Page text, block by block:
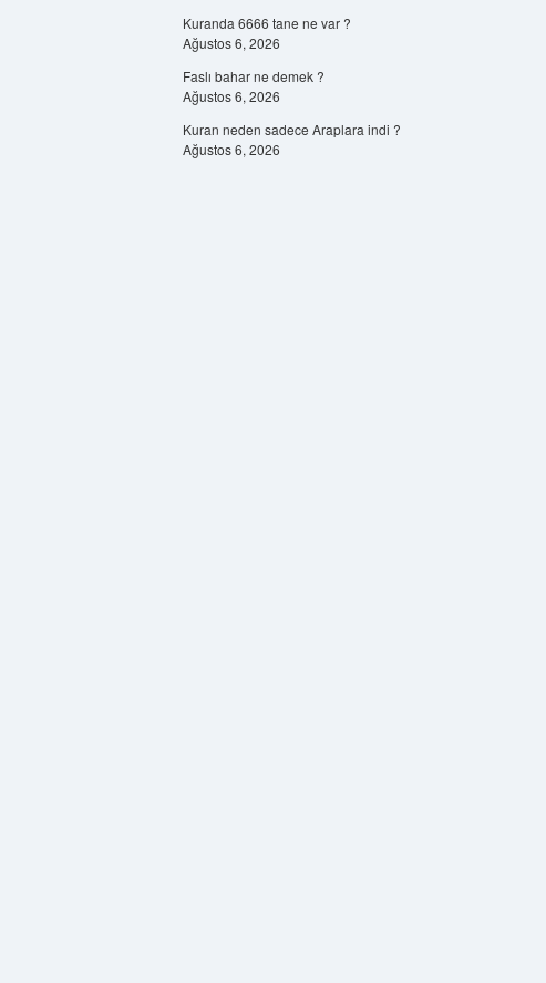
Kuranda 6666 tane ne var ?
Ağustos 6, 2026
Faslı bahar ne demek ?
Ağustos 6, 2026
Kuran neden sadece Araplara indi ?
Ağustos 6, 2026